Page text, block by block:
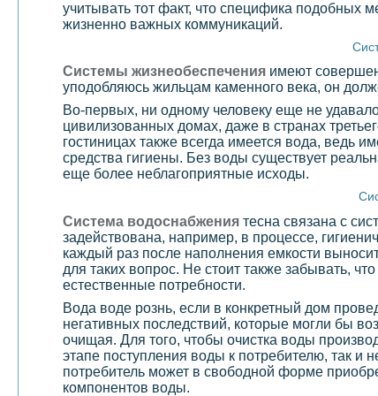
учитывать тот факт, что специфика подобных
жизненно важных коммуникаций.
Системы жизнеобеспечения имеют
уподобляюсь жильцам каменного века, он
Во-первых, ни одному человеку еще не
цивилизованных домах, даже в странах
гостиницах также всегда имеется вода, ведь
средства гигиены. Без воды существует
еще более неблагоприятные исходы.
Система водоснабжения тесна связана с
задействована, например, в процессе,
каждый раз после наполнения емкости
для таких вопрос. Не стоит также забывать,
естественные потребности.
Вода воде рознь, если в конкретный дом
негативных последствий, которые могли бы
очищая. Для того, чтобы очистка воды
этапе поступления воды к потребителю, так
потребитель может в свободной форме
компонентов воды.